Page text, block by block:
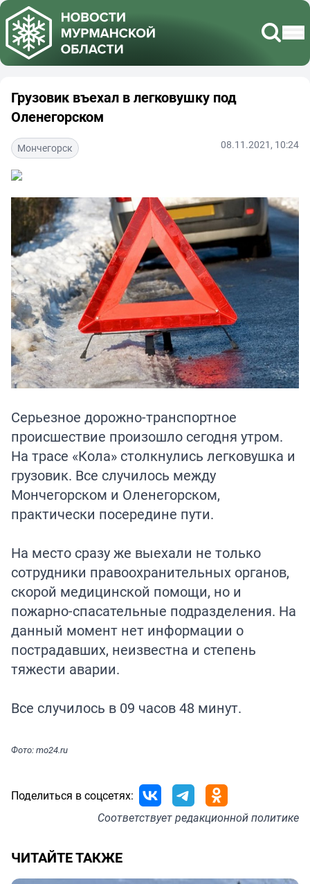
Грузовик въехал в легковушку под
Оленегорском
Мончегорск 08.11.2021, 10:24
Серьезное дорожно-транспортное
происшествие произошло сегодня утром.
На трасе «Кола» столкнулись легковушка и
грузовик. Все случилось между
Мончегорском и Оленегорском,
практически посередине пути.
На место сразу же выехали не только
сотрудники правоохранительных органов,
скорой медицинской помощи, но и
пожарно-спасательные подразделения. На
данный момент нет информации о
пострадавших, неизвестна и степень
тяжести аварии.
Все случилось в 09 часов 48 минут.
Фото: mo24.ru
Поделиться в соцсетях:
Соответствуетредакционной политике
ЧИТАЙТЕ ТАКЖЕ